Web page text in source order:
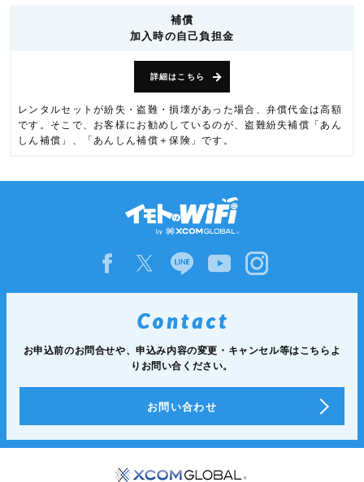
補償
加入時の自己負担金
詳細はこちら
レンタルセットが紛失・盗難・損壊があった場合、弁償代金は高額
です。そこで、お客様にお勧めしているのが、盗難紛失補償「あん
しん補償」、「あんしん補償＋保険」です。
お申込前のお問合せや、申込み内容の変更・キャンセル等はこちらよ
りお問い合ください。
お問い合わせ